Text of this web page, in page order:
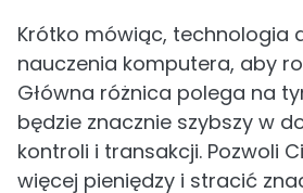
Krótko mówiąc, technologia
nauczenia komputera, aby
Główna różnica polega na
będzie znacznie szybszy w
kontroli i transakcji. Pozwoli
więcej pieniędzy i stracić